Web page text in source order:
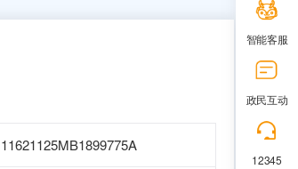
11621125MB1899775A
智能客服
政民互动
12345